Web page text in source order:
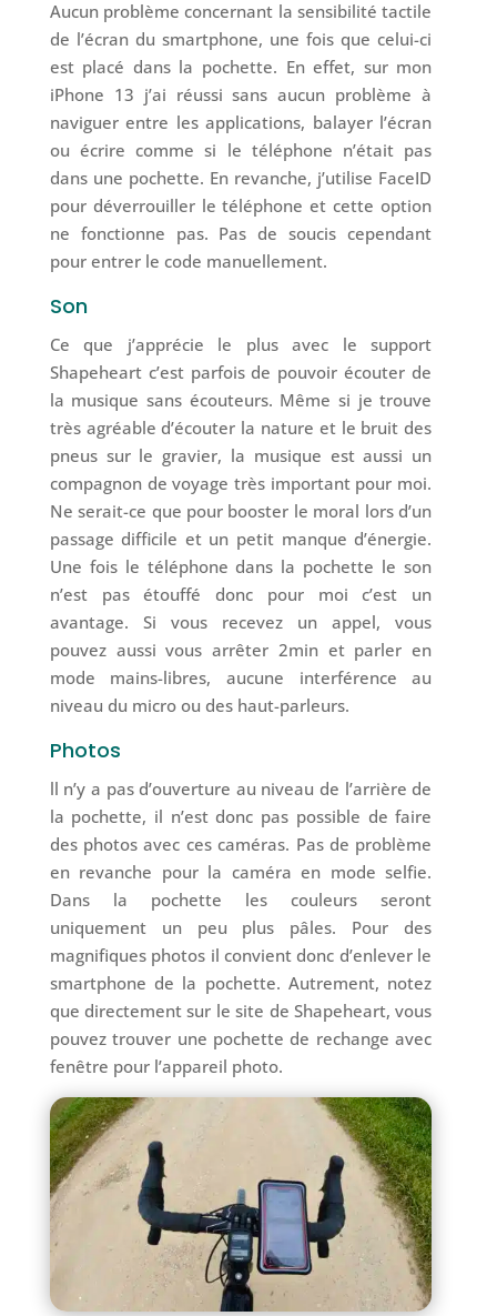
Aucun problème concernant la sensibilité tactile
de l’écran du smartphone, une fois que celui-ci
est placé dans la pochette. En effet, sur mon
iPhone 13 j’ai réussi sans aucun problème à
naviguer entre les applications, balayer l’écran
ou écrire comme si le téléphone n’était pas
dans une pochette. En revanche, j’utilise FaceID
pour déverrouiller le téléphone et cette option
ne fonctionne pas. Pas de soucis cependant
pour entrer le code manuellement.
Son
Ce que j’apprécie le plus avec le support
Shapeheart c’est parfois de pouvoir écouter de
la musique sans écouteurs. Même si je trouve
très agréable d’écouter la nature et le bruit des
pneus sur le gravier, la musique est aussi un
compagnon de voyage très important pour moi.
Ne serait-ce que pour booster le moral lors d’un
passage difficile et un petit manque d’énergie.
Une fois le téléphone dans la pochette le son
n’est pas étouffé donc pour moi c’est un
avantage. Si vous recevez un appel, vous
pouvez aussi vous arrêter 2min et parler en
mode mains-libres, aucune interférence au
niveau du micro ou des haut-parleurs.
Photos
ll n’y a pas d’ouverture au niveau de l’arrière de
la pochette, il n’est donc pas possible de faire
des photos avec ces caméras. Pas de problème
en revanche pour la caméra en mode selfie.
Dans la pochette les couleurs seront
uniquement un peu plus pâles. Pour des
magnifiques photos il convient donc d’enlever le
smartphone de la pochette. Autrement, notez
que directement sur le site de Shapeheart, vous
pouvez trouver une pochette de rechange avec
fenêtre pour l’appareil photo.